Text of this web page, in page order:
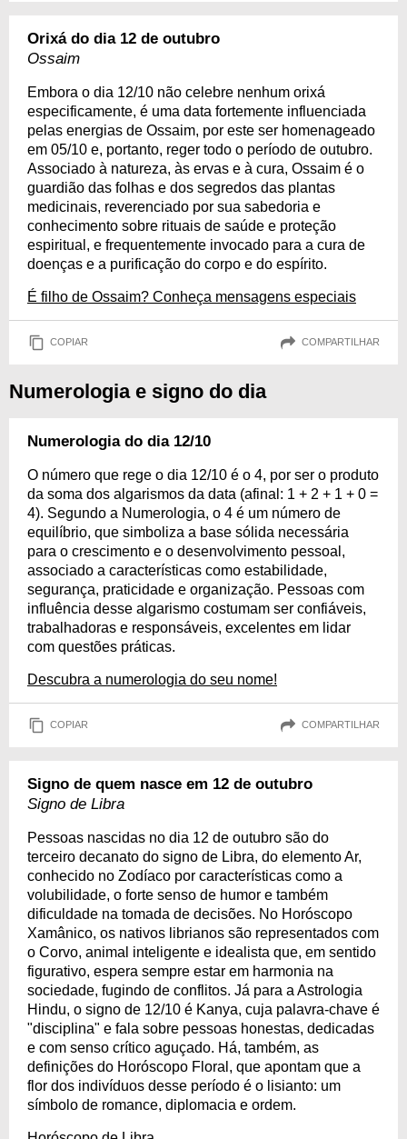
Orixá do dia 12 de outubro
Ossaim
Embora o dia 12/10 não celebre nenhum orixá
especificamente, é uma data fortemente influenciada
pelas energias de Ossaim, por este ser homenageado
em 05/10 e, portanto, reger todo o período de outubro.
Associado à natureza, às ervas e à cura, Ossaim é o
guardião das folhas e dos segredos das plantas
medicinais, reverenciado por sua sabedoria e
conhecimento sobre rituais de saúde e proteção
espiritual, e frequentemente invocado para a cura de
doenças e a purificação do corpo e do espírito.
É filho de Ossaim? Conheça mensagens especiais
COPIAR COMPARTILHAR
Numerologia e signo do dia
Numerologia do dia 12/10
O número que rege o dia 12/10 é o 4, por ser o produto
da soma dos algarismos da data (afinal: 1 + 2 + 1 + 0 =
4). Segundo a Numerologia, o 4 é um número de
equilíbrio, que simboliza a base sólida necessária
para o crescimento e o desenvolvimento pessoal,
associado a características como estabilidade,
segurança, praticidade e organização. Pessoas com
influência desse algarismo costumam ser confiáveis,
trabalhadoras e responsáveis, excelentes em lidar
com questões práticas.
Descubra a numerologia do seu nome!
COPIAR COMPARTILHAR
Signo de quem nasce em 12 de outubro
Signo de Libra
Pessoas nascidas no dia 12 de outubro são do
terceiro decanato do signo de Libra, do elemento Ar,
conhecido no Zodíaco por características como a
volubilidade, o forte senso de humor e também
dificuldade na tomada de decisões. No Horóscopo
Xamânico, os nativos librianos são representados com
o Corvo, animal inteligente e idealista que, em sentido
figurativo, espera sempre estar em harmonia na
sociedade, fugindo de conflitos. Já para a Astrologia
Hindu, o signo de 12/10 é Kanya, cuja palavra-chave é
"disciplina" e fala sobre pessoas honestas, dedicadas
e com senso crítico aguçado. Há, também, as
definições do Horóscopo Floral, que apontam que a
flor dos indivíduos desse período é o lisianto: um
símbolo de romance, diplomacia e ordem.